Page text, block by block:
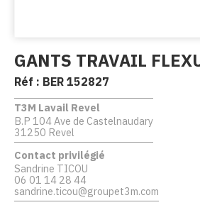
GANTS TRAVAIL
Réf : BER 152827
T3M Lavail Revel
B.P 104 Ave de Castelnaudary
31250 Revel
Contact privilégié
Sandrine TICOU
06 01 14 28 44
sandrine.ticou@groupet3m.com